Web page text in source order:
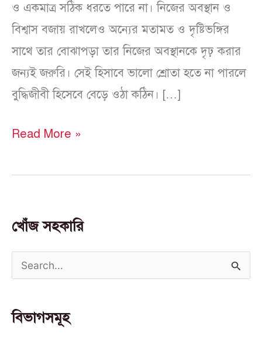
ও একমাত্র সঠিক ধরতে পারে না। নিজের অবস্থান ও
বিশ্বাস বজায় রাখলেও অন্যের মতামত ও দৃষ্টিভঙ্গির
সাথে তার বোঝাপড়া তার নিজের অবস্থানকে দৃঢ় করার
জন্যই জরুরি। সেই হিসাবে ভালো শ্রোতা হতে না পারলে
বুদ্ধিজীবী হিসেবে বেড়ে ওঠা কঠিন। […]
Read More »
খোঁজ সহকারি
a
বিভাগসমূহ